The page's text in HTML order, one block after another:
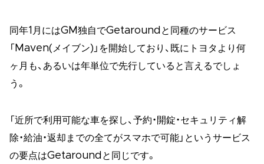
同年1月にはGM独自でGetaroundと同種のサービス
「Maven(メイブン)」を開始しており、既にトヨタより何
ヶ月も、あるいは年単位で先行していると言えるでしょ
う。
「近所で利用可能な車を探し、予約・開錠・セキュリティ解
除・給油・返却までの全てがスマホで可能」というサービス
の要点はGetaroundと同じです。